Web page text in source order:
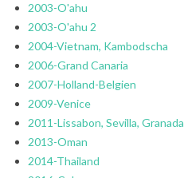
2003-O'ahu
2003-O'ahu 2
2004-Vietnam, Kambodscha
2006-Grand Canaria
2007-Holland-Belgien
2009-Venice
2011-Lissabon, Sevilla, Granada
2013-Oman
2014-Thailand